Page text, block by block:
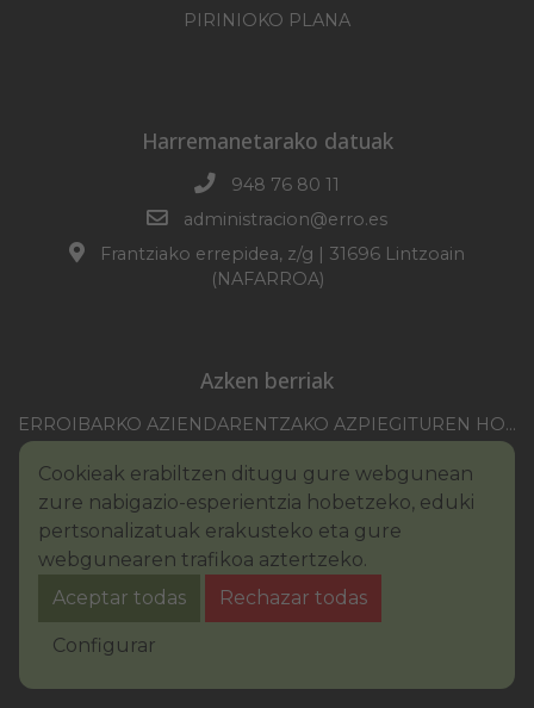
PIRINIOKO PLANA
Harremanetarako datuak
948 76 80 11
administracion@erro.es
Frantziako errepidea, z/g | 31696 Lintzoain
(NAFARROA)
Azken berriak
ERROIBARKO AZIENDARENTZAKO AZPIEGITUREN HOBEKUNTZA 2025-2026 KANPAINA
BANDOA – URAREN KONTSUMO ARDURATSUA
2026KO IBILGAILUEN GAINEKO ZERGA
Legezko oharra
Cookieak erabiltzen ditugu gure webgunean
zure nabigazio-esperientzia hobetzeko, eduki
pertsonalizatuak erakusteko eta gure
webgunearen trafikoa aztertzeko.
Aceptar todas
Rechazar todas
Configurar